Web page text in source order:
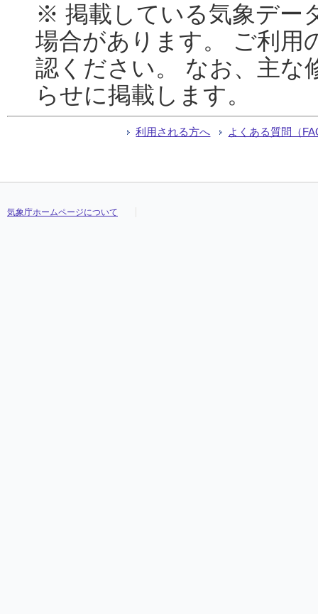
※ 掲載している気象デー
場合があります。 ご利用
認ください。 なお、主な
らせに掲載します。
利用される方へ よくある質問（
気象庁ホームページについて